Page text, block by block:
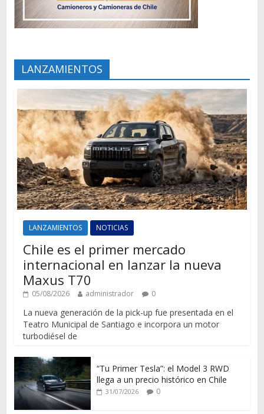
LANZAMIENTOS
LANZAMIENTOS NOTICIAS
Chile es el primer mercado
internacional en lanzar la nueva
Maxus T70
05/08/2026 administrador 0
La nueva generación de la pick-up fue presentada en el
Teatro Municipal de Santiago e incorpora un motor
turbodiésel de
“Tu Primer Tesla”: el Model 3 RWD
llega a un precio histórico en Chile
31/07/2026 0